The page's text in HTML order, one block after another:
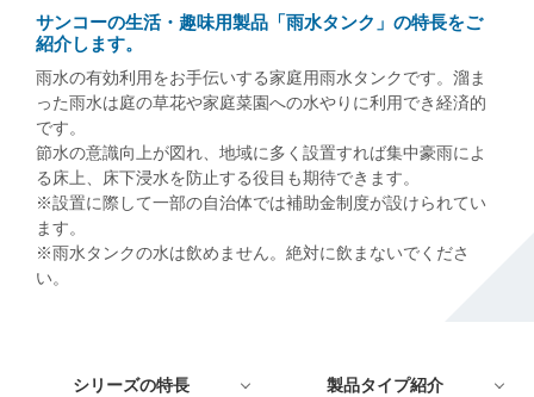
サンコーの生活・趣味用製品「雨水タンク」の特長をご
紹介します。
雨水の有効利用をお手伝いする家庭用雨水タンクです。溜ま
った雨水は庭の草花や家庭菜園への水やりに利用でき経済的
です。
節水の意識向上が図れ、地域に多く設置すれば集中豪雨によ
る床上、床下浸水を防止する役目も期待できます。
※設置に際して一部の自治体では補助金制度が設けられてい
ます。
※雨水タンクの水は飲めません。絶対に飲まないでくださ
い。
シリーズの特長 製品タイプ紹介